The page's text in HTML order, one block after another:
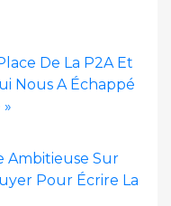
De La P2A Et
Nous A Échappé
Ambitieuse Sur
Pour Écrire La